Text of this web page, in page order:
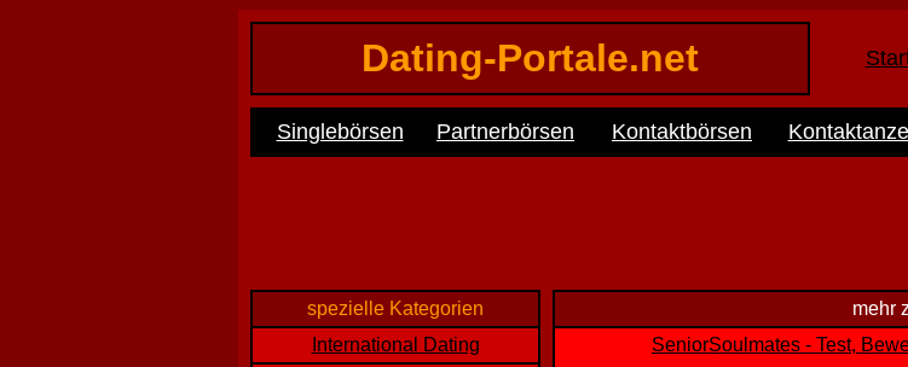
Dating-Portale.net
Singlebörsen Partnerbörsen Kontaktbörsen
spezielle Kategorien
International Dating
mehr
SeniorSoulmates - Test,